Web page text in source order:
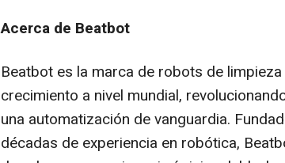
Acerca de Beatbot
Beatbot es la marca de robots de
crecimiento a nivel mundial,
una automatización de vanguardia.
décadas de experiencia en robótica,